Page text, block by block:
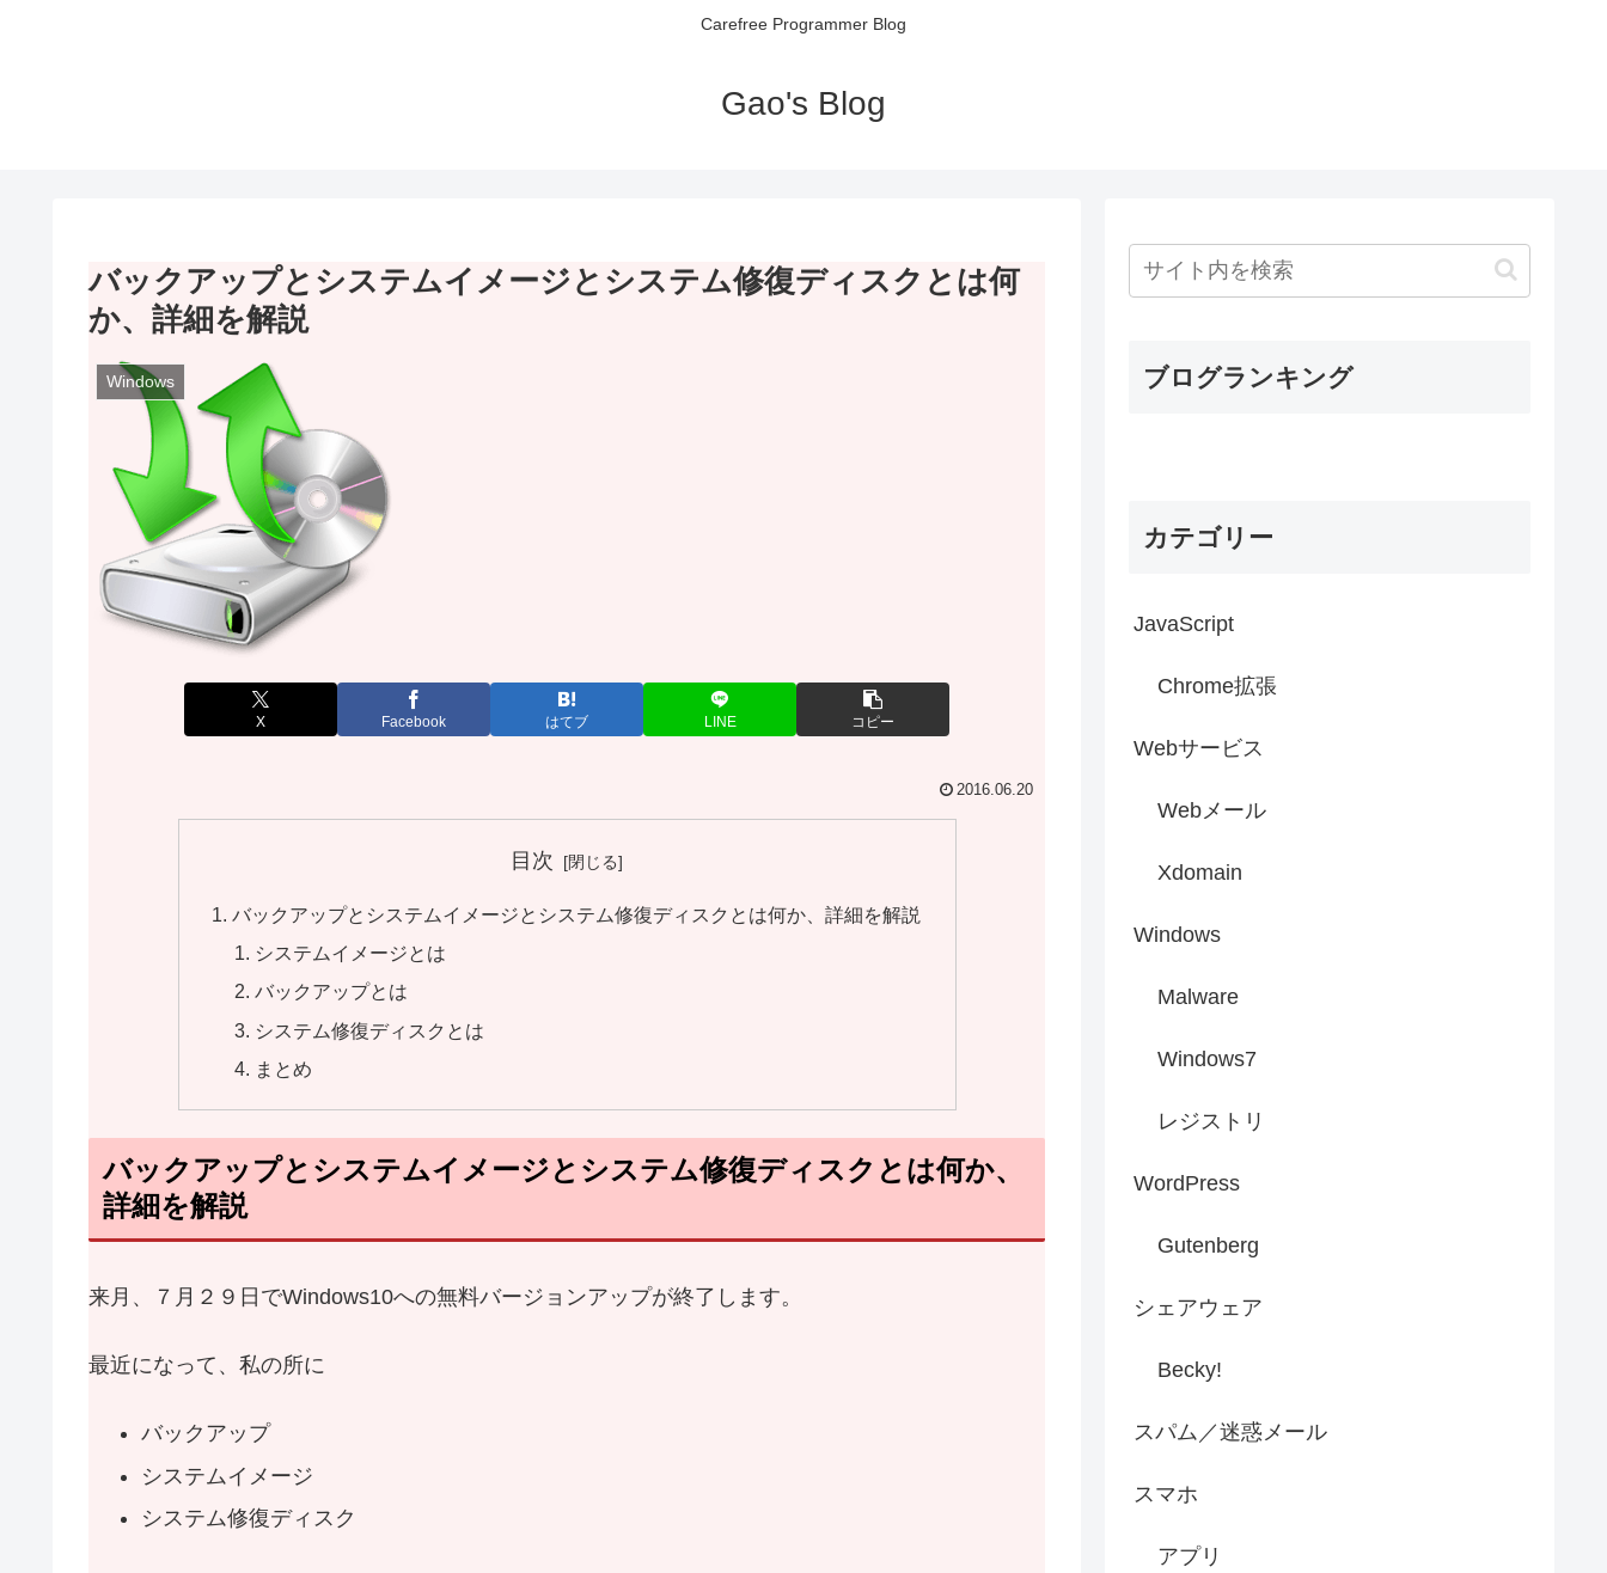
Carefree Programmer Blog
Gao's Blog
バックアップとシステムイメージとシステム修復ディスクとは何
か、詳細を解説
Windows
X Facebook はてブ LINE コピー
2016.06.20
目次
バックアップとシステムイメージとシステム修復ディスクとは何か、詳細を解説
システムイメージとは
バックアップとは
システム修復ディスクとは
まとめ
バックアップとシステムイメージとシステム修復ディスクとは何か、
詳細を解説
来月、７月２９日でWindows10への無料バージョンアップが終了します。
最近になって、私の所に
バックアップ
システムイメージ
システム修復ディスク
ブログランキング
カテゴリー
JavaScript
Chrome拡張
Webサービス
Webメール
Xdomain
Windows
Malware
Windows7
レジストリ
WordPress
Gutenberg
シェアウェア
Becky!
スパム／迷惑メール
スマホ
アプリ